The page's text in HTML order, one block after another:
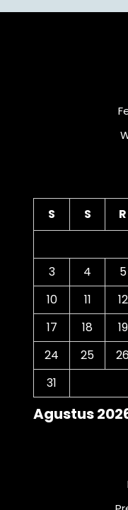
Agustus
S S R
3
4 5
10
11 12
17
18 19
24
25
31